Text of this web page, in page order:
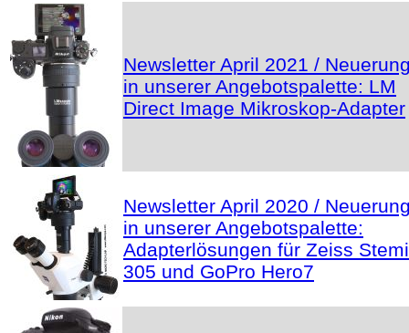
Newsletter April 2021 /
in unserer Angebotspalette: LM
Direct Image Mikroskop-Adapter
Newsletter April 2020 /
in unserer Angebotspalette:
Adapterlösungen für Zeiss Stemi
305 und GoPro Hero7